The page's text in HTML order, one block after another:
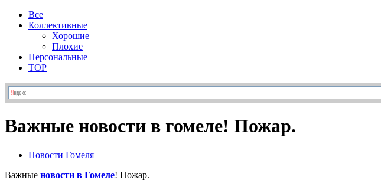
Все
Коллективные
Хорошие
Плохие
Персональные
TOP
Важные новости в гомеле! Пожар.
Новости Гомеля
Важные новости в Гомеле! Пожар.